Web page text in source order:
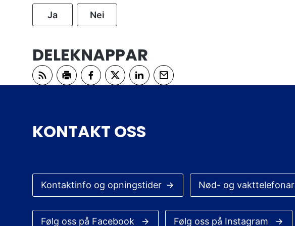
Ja Nei
DELEKNAPPAR
KONTAKT OSS
Kontaktinfo og opningstider Nød- og vakttelefonar
Følg oss på Facebook Følg oss på Instagram